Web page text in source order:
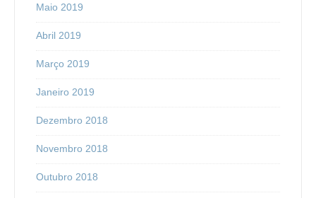
Maio 2019
Abril 2019
Março 2019
Janeiro 2019
Dezembro 2018
Novembro 2018
Outubro 2018